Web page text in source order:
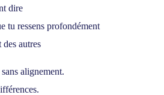
dire
tu ressens profondément
autres
alignement.
.